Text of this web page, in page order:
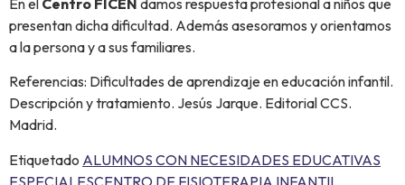
presentan dicha dificultad. Además asesoramos y orientamos
a la persona y a sus familiares.
Referencias: Dificultades de aprendizaje en educación infantil.
Descripción y tratamiento. Jesús Jarque. Editorial CCS.
Madrid.
Etiquetado ALUMNOS CON NECESIDADES EDUCATIVAS
ESPECIALESCENTRO DE FISIOTERAPIA INFANTIL